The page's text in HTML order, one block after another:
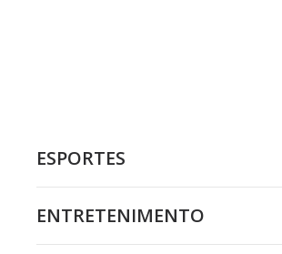
ESPORTES
ENTRETENIMENTO